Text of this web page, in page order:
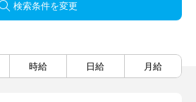
検索条件を変更
時給 日給 月給